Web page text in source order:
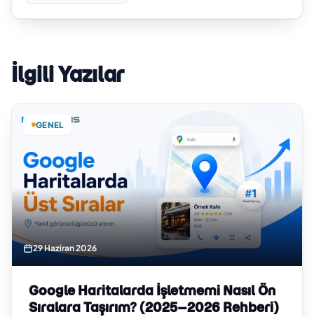
İlgili Yazılar
GENEL
29 Haziran 2026
Google Haritalarda İşletmemi Nasıl Ön
Sıralara Taşırım? (2025–2026 Rehberi)